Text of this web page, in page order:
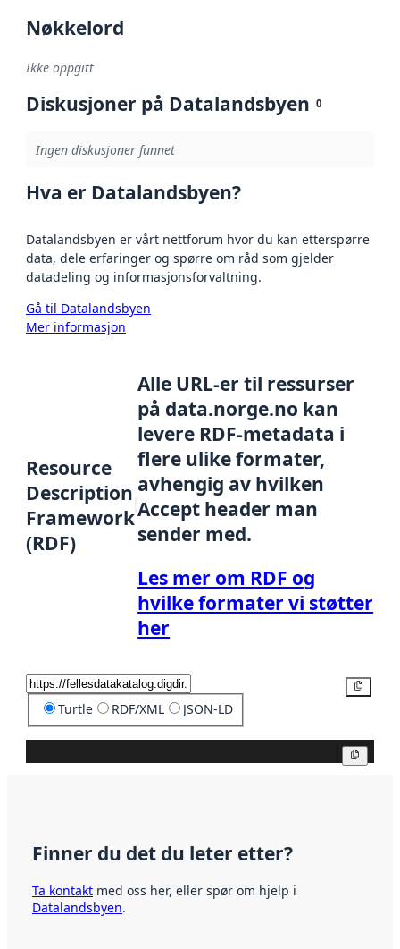
Nøkkelord
Ikke oppgitt
Diskusjoner på Datalandsbyen 0
Ingen diskusjoner funnet
Hva er Datalandsbyen?
Datalandsbyen er vårt nettforum hvor du kan etterspørre
data, dele erfaringer og spørre om råd som gjelder
datadeling og informasjonsforvaltning.
Gå til Datalandsbyen
Mer informasjon
Resource
Description
Framework
(RDF)
Alle URL-er til ressurser
på data.norge.no kan
levere RDF-metadata i
flere ulike formater,
avhengig av hvilken
Accept header man
sender med.
Les mer om RDF og
hvilke formater vi støtter
her
Turtle RDF/XML JSON-LD
Finner du det du leter etter?
Ta kontakt med oss her, eller spør om hjelp i
Datalandsbyen.